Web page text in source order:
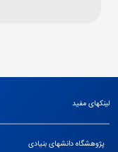
لینکهای مفید
پژوهشگاه دانشهای بنیادی